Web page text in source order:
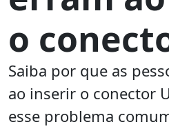
o
Saiba por que as
ao inserir o conector
esse problema